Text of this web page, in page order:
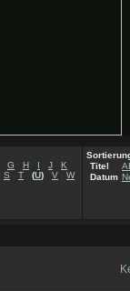
G H I J
K
S T (U) V
W
Titel
Datum